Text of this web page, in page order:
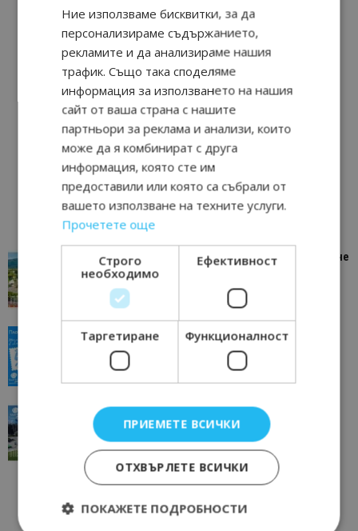
“Пощенска картичка от…”: Петрич – Изживяване
отвъд очакваното
Петрич
“Пощенска картичка от…”: Пловдив, градът на
всички времена
Пловдив 23/06/2026 10:00
“Пощенска картичка от…”: Перник – град на
традициите, културата и вдъхновяващите...
Перник 17/06/2026 09:01
Ние използваме бисквитки, за да
персонализираме съдържанието,
рекламите и да анализираме нашия
трафик. Също така споделяме
информация за използването на нашия
сайт от ваша страна с нашите
партньори за реклама и анализи, които
може да я комбинират с друга
информация, която сте им
предоставили или която са събрали от
вашето използване на техните услуги.
Прочетете още
Строго
необходимо
Ефективност
Таргетиране Функционалност
ПРИЕМЕТЕ ВСИЧКИ
ОТХВЪРЛЕТЕ ВСИЧКИ
ПОКАЖЕТЕ ПОДРОБНОСТИ